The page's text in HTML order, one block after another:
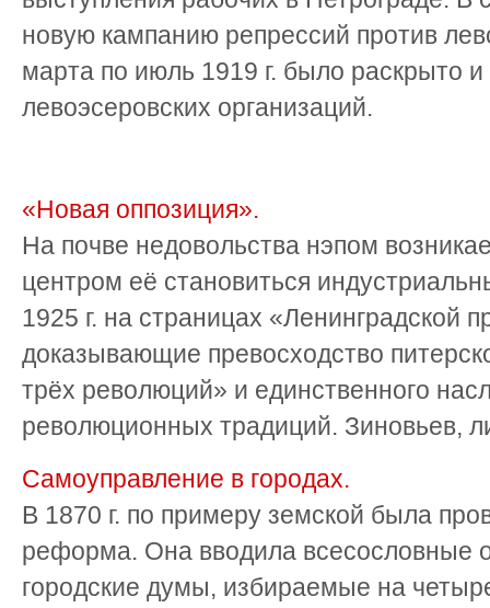
новую кампанию репрессий против
марта по июль 1919 г. было раскрыто
левоэсеровских организаций.
«Новая оппозиция».
На почве недовольства нэпом
центром её становиться
1925 г. на страницах «Ленинградской
доказывающие превосходство
трёх революций» и единственного
революционных традиций. Зиновьев,
Самоуправление в городах.
В 1870 г. по примеру земской была
реформа. Она вводила всесословные
городские думы, избираемые на